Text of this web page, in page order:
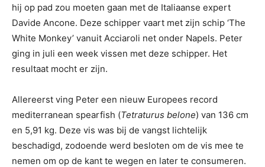
hij op pad zou moeten gaan met de Italiaanse expert
Davide Ancone. Deze schipper vaart met zijn schip ‘The
White Monkey’ vanuit Acciaroli net onder Napels. Peter
ging in juli een week vissen met deze schipper. Het
resultaat mocht er zijn.
Allereerst ving Peter een nieuw Europees record
mediterranean spearfish (Tetraturus belone) van 136 cm
en 5,91 kg. Deze vis was bij de vangst lichtelijk
beschadigd, zodoende werd besloten om de vis mee te
nemen om op de kant te wegen en later te consumeren.